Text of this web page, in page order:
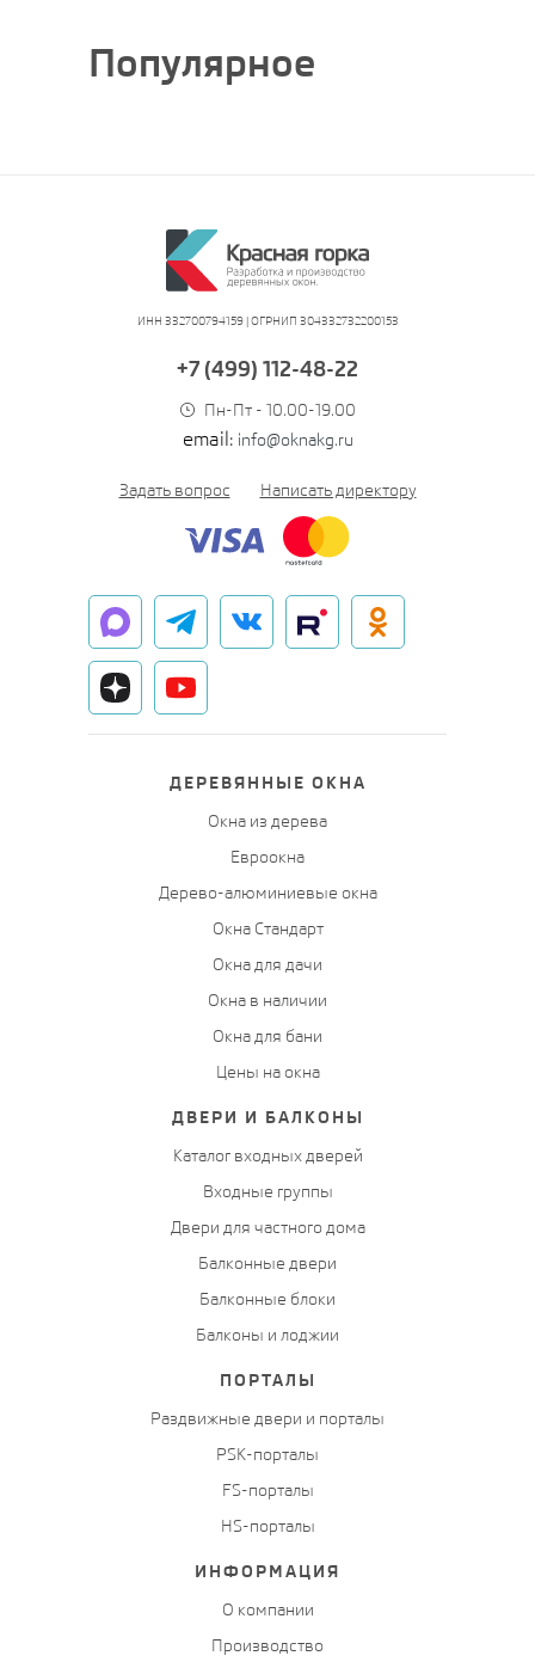
Популярное
ИНН 332700794159 | ОГРНИП 304332732200153
+7 (499) 112-48-22
Пн-Пт - 10.00-19.00
email: info@oknakg.ru
Написать директору
Задать вопрос
ДЕРЕВЯННЫЕ ОКНА
Окна из дерева
Евроокна
Дерево-алюминиевые окна
Окна Стандарт
Окна для дачи
Окна в наличии
Окна для бани
Цены на окна
ДВЕРИ И БАЛКОНЫ
Каталог входных дверей
Входные группы
Двери для частного дома
Балконные двери
Балконные блоки
Балконы и лоджии
ПОРТАЛЫ
Раздвижные двери и порталы
PSK-порталы
FS-порталы
HS-порталы
ИНФОРМАЦИЯ
О компании
Производство